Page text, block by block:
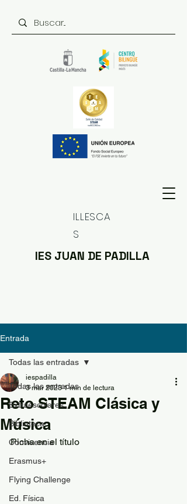
ILLESCA
S
IES JUAN DE PADILLA
Entrada
Todas las entradas
Extraescolares
Biblioteca
Convivencia
Erasmus+
Flying Challenge
Ed. Física
Todas las entradas
Reto STEAM Clásica y
Música
iespadilla
3 mar 2023 1 min de lectura
Picha en el título